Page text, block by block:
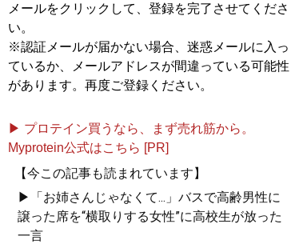
メールをクリックして、登録を完了させてくださ
い。
※認証メールが届かない場合、迷惑メールに入っ
ているか、メールアドレスが間違っている可能性
があります。再度ご登録ください。
▶ プロテイン買うなら、まず売れ筋から。
Myprotein公式はこちら [PR]
【今この記事も読まれています】
▶「お姉さんじゃなくて...」バスで高齢男性に
譲った席を“横取りする女性”に高校生が放った
一言